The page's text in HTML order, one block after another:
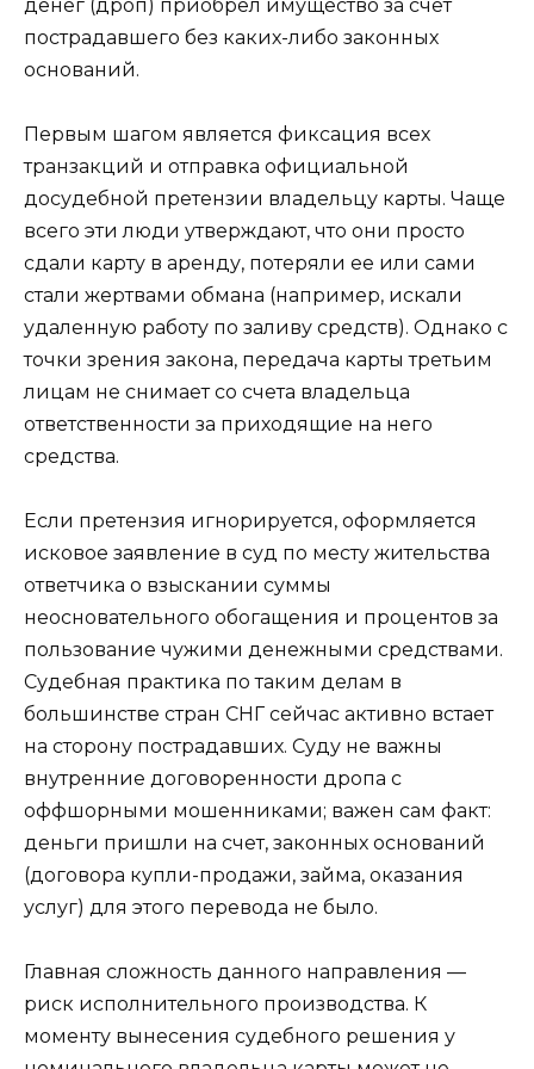
денег (дроп) приобрел имущество за счет
пострадавшего без каких-либо законных
оснований.
Первым шагом является фиксация всех
транзакций и отправка официальной
досудебной претензии владельцу карты. Чаще
всего эти люди утверждают, что они просто
сдали карту в аренду, потеряли ее или сами
стали жертвами обмана (например, искали
удаленную работу по заливу средств). Однако с
точки зрения закона, передача карты третьим
лицам не снимает со счета владельца
ответственности за приходящие на него
средства.
Если претензия игнорируется, оформляется
исковое заявление в суд по месту жительства
ответчика о взыскании суммы
неосновательного обогащения и процентов за
пользование чужими денежными средствами.
Судебная практика по таким делам в
большинстве стран СНГ сейчас активно встает
на сторону пострадавших. Суду не важны
внутренние договоренности дропа с
оффшорными мошенниками; важен сам факт:
деньги пришли на счет, законных оснований
(договора купли-продажи, займа, оказания
услуг) для этого перевода не было.
Главная сложность данного направления —
риск исполнительного производства. К
моменту вынесения судебного решения у